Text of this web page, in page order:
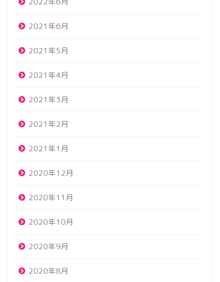
2021年6月
2021年5月
2021年4月
2021年3月
2021年2月
2021年1月
2020年12月
2020年11月
2020年10月
2020年9月
2020年8月